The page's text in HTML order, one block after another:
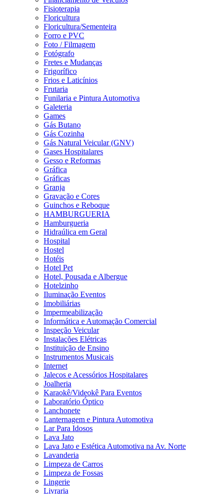
Fisioterapia
Floricultura
Floricultura/Sementeira
Forro e PVC
Foto / Filmagem
Fotógrafo
Fretes e Mudanças
Frigorífico
Frios e Laticínios
Frutaria
Funilaria e Pintura Automotiva
Galeteria
Games
Gás Butano
Gás Cozinha
Gás Natural Veicular (GNV)
Gases Hospitalares
Gesso e Reformas
Gráfica
Gráficas
Granja
Gravação e Cores
Guinchos e Reboque
HAMBURGUERIA
Hamburgueria
Hidraúlica em Geral
Hospital
Hostel
Hotéis
Hotel Pet
Hotel, Pousada e Albergue
Hotelzinho
Iluminação Eventos
Imobiliárias
Impermeabilização
Informática e Automação Comercial
Inspeção Veicular
Instalações Elétricas
Instituição de Ensino
Instrumentos Musicais
Internet
Jalecos e Acessórios Hospitalares
Joalheria
Karaokê/Videokê Para Eventos
Laboratório Óptico
Lanchonete
Lanternagem e Pintura Automotiva
Lar Para Idosos
Lava Jato
Lava Jato e Estética Automotiva na Av. Norte
Lavanderia
Limpeza de Carros
Limpeza de Fossas
Lingerie
Livraria